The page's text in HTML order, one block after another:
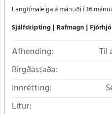
Langtímaleiga á mánuði í 36
Sjálfskipting Rafmagn
Afhending:
Til
Birgðastaða:
Innrétting:
Litur: